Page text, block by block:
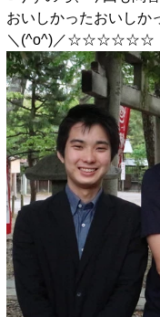
おいしかったおいしか
＼(^o^)／☆☆☆☆☆☆